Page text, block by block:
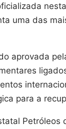
uma das
aprovada
para a
Petróleos